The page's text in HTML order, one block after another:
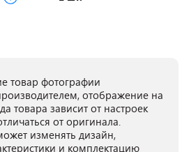
товар фотографии
отображение на
товара зависит от настроек
от оригинала.
изменять дизайн,
и комплектацию